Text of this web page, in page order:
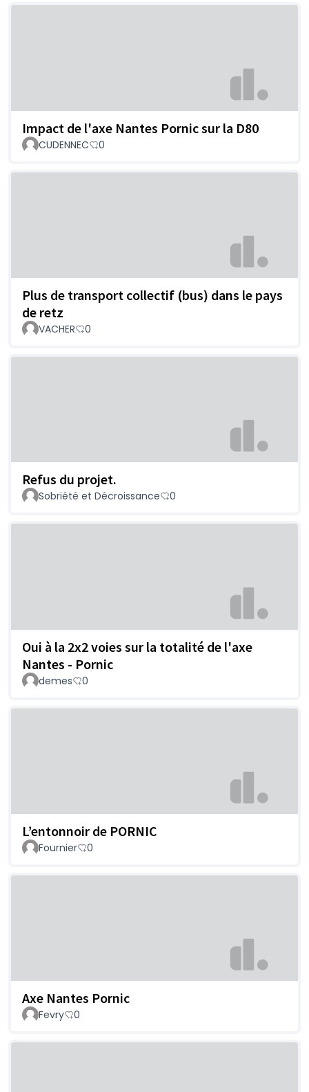
Impact de l'axe Nantes Pornic sur la D80
CUDENNEC 0
Plus de transport collectif (bus) dans le pays
de retz
VACHER 0
Refus du projet.
Sobriété et Décroissance 0
Oui à la 2x2 voies sur la totalité de l'axe
Nantes - Pornic
demes 0
L’entonnoir de PORNIC
Fournier 0
Axe Nantes Pornic
Fevry 0